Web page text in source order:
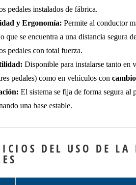
pedales instalados de fábrica.
y Ergonomía: Permite al conductor
que se encuentra a una distancia segura
pedales con total fuerza.
Disponible para instalarse tanto en
pedales) como en vehículos con
El sistema se fija de forma segura al
una base estable.
DEL USO DE LA